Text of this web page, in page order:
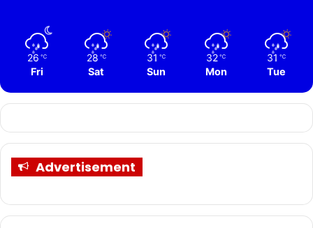
26 ℃
Fri
28 ℃
Sat
31 ℃
Sun
32 ℃
Mon
31 ℃
Tue
Advertisement